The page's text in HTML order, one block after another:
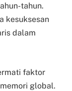
tahun.
kesuksesan
dalam
faktor
global.